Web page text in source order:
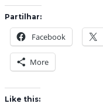
Partilhar:
Facebook
More
Like this: